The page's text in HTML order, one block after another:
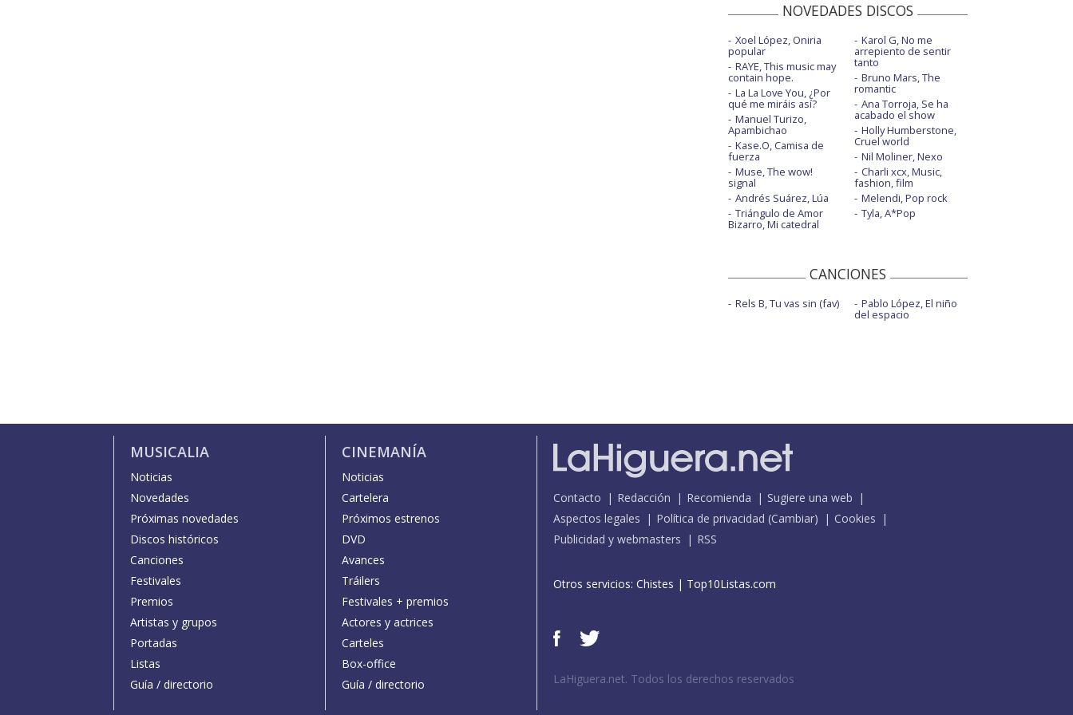
NOVEDADES DISCOS
Xoel López, Oniria
popular
RAYE, This music may
contain hope.
La La Love You, ¿Por
qué me miráis así?
Manuel Turizo,
Apambichao
Kase.O, Camisa de
fuerza
Muse, The wow!
signal
Andrés Suárez, Lúa
Triángulo de Amor
Bizarro, Mi catedral
Karol G, No me
arrepiento de sentir
tanto
Bruno Mars, The
romantic
Ana Torroja, Se ha
acabado el show
Holly Humberstone,
Cruel world
Nil Moliner, Nexo
Charli xcx, Music,
fashion, film
Melendi, Pop rock
Tyla, A*Pop
CANCIONES
Rels B, Tu vas sin (fav) Pablo López, El niño
del espacio
MUSICALIA
Noticias
Novedades
Próximas novedades
Discos históricos
Canciones
Festivales
Premios
Artistas y grupos
Portadas
Listas
Guía / directorio
CINEMANÍA
Noticias
Cartelera
Próximos estrenos
DVD
Avances
Tráilers
Festivales + premios
Actores y actrices
Carteles
Box-office
Guía / directorio
Contacto Redacción Recomienda
Sugiere una web
Aspectos legales
Política de privacidad (Cambiar)
Cookies
Publicidad y webmasters
RSS
Otros servicios: Chistes | Top10Listas.com
LaHiguera.net. Todos los derechos reservados